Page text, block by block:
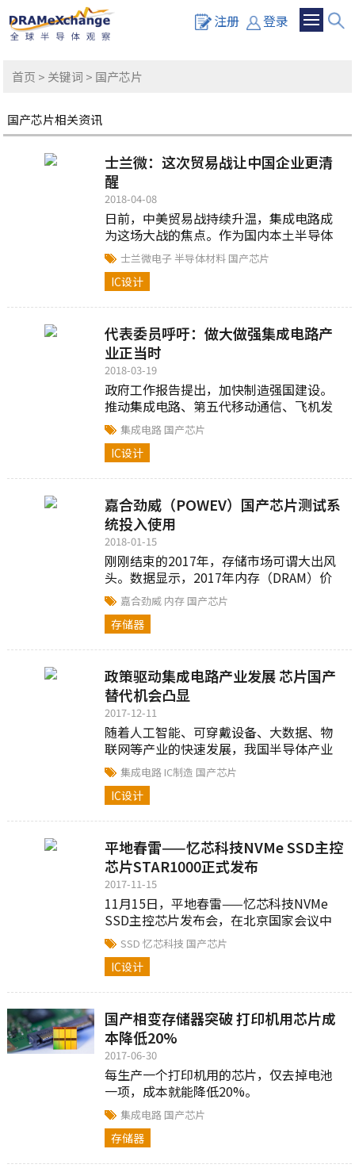
注册 登录
首页 > 关键词 > 国产芯片
国产芯片相关资讯
士兰微：这次贸易战让中国企业更清
醒
2018-04-08
日前，中美贸易战持续升温，集成电路成
为这场大战的焦点。作为国内本土半导体
企业，士兰微日前在接受机构调研时表
示，未来将大力采购国产设备，“这次贸
易...
士兰微电子半导体材料 国产芯片
IC设计
代表委员呼吁：做大做强集成电路产
业正当时
2018-03-19
政府工作报告提出，加快制造强国建设。
推动集成电路、第五代移动通信、飞机发
动机、新能源汽车、新材料等产业发展，
实施重大短板装备专项工程，发展工业...
集成电路 国产芯片
IC设计
嘉合劲威（POWEV）国产芯片测试系
统投入使用
2018-01-15
刚刚结束的2017年，存储市场可谓大出风
头。数据显示，2017年内存（DRAM）价
格每季度涨幅都超过了20%，业内人士分
析称，去年内存涨价的根本原因...
嘉合劲威 内存 国产芯片
存储器
政策驱动集成电路产业发展 芯片国产
替代机会凸显
2017-12-11
随着人工智能、可穿戴设备、大数据、物
联网等产业的快速发展，我国半导体产业
已进入景气周期。在国家系列扶持政策的
驱动下，半导体产业的核心...
集成电路 IC制造 国产芯片
IC设计
平地春雷——忆芯科技NVMe SSD主控
芯片STAR1000正式发布
2017-11-15
11月15日，平地春雷——忆芯科技NVMe
SSD主控芯片发布会，在北京国家会议中
心隆重举办，来自政府机构、战略客户、
合作伙伴及新闻媒体的300余位嘉宾莅临现
场，与忆芯科技一同见证STAR1000的发
SSD忆芯科技 国产芯片
IC设计
国产相变存储器突破 打印机用芯片成
本降低20%
2017-06-30
每生产一个打印机用的芯片，仅去掉电池
一项，成本就能降低20%。
集成电路 国产芯片
存储器